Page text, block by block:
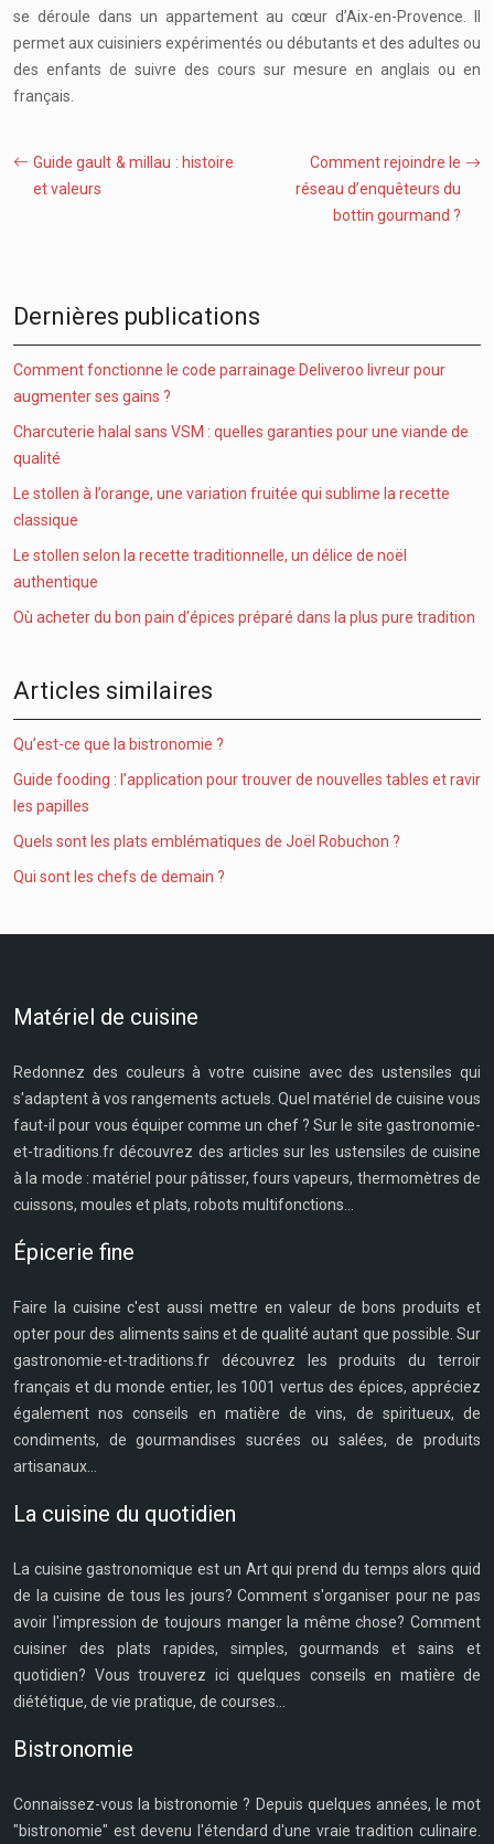
se déroule dans un appartement au cœur d’Aix-en-Provence. Il
permet aux cuisiniers expérimentés ou débutants et des adultes ou
des enfants de suivre des cours sur mesure en anglais ou en
français.
Guide gault & millau : histoire
et valeurs
Comment rejoindre le
réseau d’enquêteurs du
bottin gourmand ?
Dernières publications
Comment fonctionne le code parrainage Deliveroo livreur pour
augmenter ses gains ?
Charcuterie halal sans VSM : quelles garanties pour une viande de
qualité
Le stollen à l’orange, une variation fruitée qui sublime la recette
classique
Le stollen selon la recette traditionnelle, un délice de noël
authentique
Où acheter du bon pain d’épices préparé dans la plus pure tradition
Articles similaires
Qu’est-ce que la bistronomie ?
Guide fooding : l’application pour trouver de nouvelles tables et ravir
les papilles
Quels sont les plats emblématiques de Joël Robuchon ?
Qui sont les chefs de demain ?
Matériel de cuisine
Redonnez des couleurs à votre cuisine avec des ustensiles qui
s'adaptent à vos rangements actuels. Quel matériel de cuisine vous
faut-il pour vous équiper comme un chef ? Sur le site gastronomie-
et-traditions.fr découvrez des articles sur les ustensiles de cuisine
à la mode : matériel pour pâtisser, fours vapeurs, thermomètres de
cuissons, moules et plats, robots multifonctions...
Épicerie fine
Faire la cuisine c'est aussi mettre en valeur de bons produits et
opter pour des aliments sains et de qualité autant que possible. Sur
gastronomie-et-traditions.fr découvrez les produits du terroir
français et du monde entier, les 1001 vertus des épices, appréciez
également nos conseils en matière de vins, de spiritueux, de
condiments, de gourmandises sucrées ou salées, de produits
artisanaux...
La cuisine du quotidien
La cuisine gastronomique est un Art qui prend du temps alors quid
de la cuisine de tous les jours? Comment s'organiser pour ne pas
avoir l'impression de toujours manger la même chose? Comment
cuisiner des plats rapides, simples, gourmands et sains et
quotidien? Vous trouverez ici quelques conseils en matière de
diététique, de vie pratique, de courses...
Bistronomie
Connaissez-vous la bistronomie ? Depuis quelques années, le mot
"bistronomie" est devenu l'étendard d'une vraie tradition culinaire.